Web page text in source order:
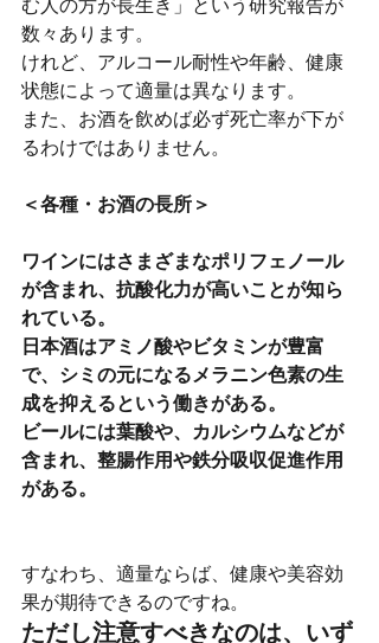
む人の方が長生き」という研究報告が
数々あります。
けれど、アルコール耐性や年齢、健康
状態によって適量は異なります。
また、お酒を飲めば必ず死亡率が下が
るわけではありません。
＜各種・お酒の長所＞
ワインにはさまざまなポリフェノール
が含まれ、抗酸化力が高いことが知ら
れている。
日本酒はアミノ酸やビタミンが豊富
で、シミの元になるメラニン色素の生
成を抑えるという働きがある。
ビールには葉酸や、カルシウムなどが
含まれ、整腸作用や鉄分吸収促進作用
がある。
すなわち、適量ならば、健康や美容効
果が期待できるのですね。
ただし注意すべきなのは、 いず